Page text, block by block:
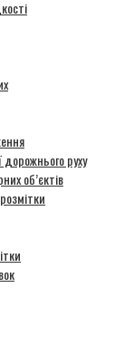
дорожнього руху
об’єктів